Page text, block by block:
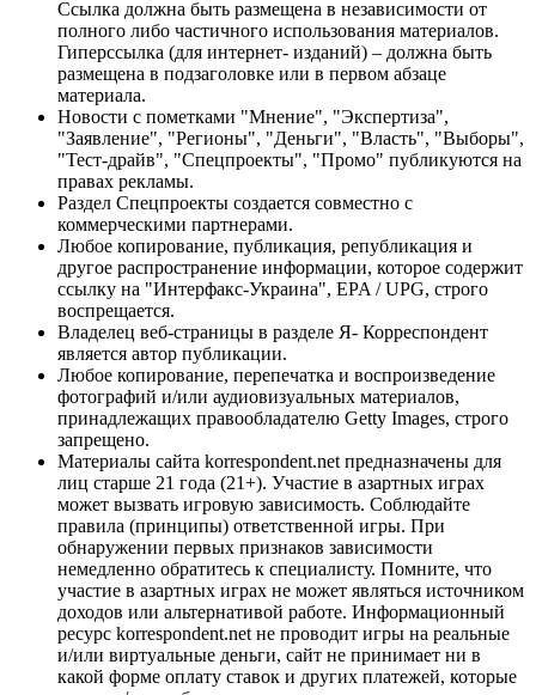
Ссылка должна быть размещена в независимости от
полного либо частичного использования материалов.
Гиперссылка (для интернет- изданий) – должна быть
размещена в подзаголовке или в первом абзаце
материала.
Новости с пометками "Мнение", "Экспертиза",
"Заявление", "Регионы", "Деньги", "Власть", "Выборы",
"Тест-драйв", "Спецпроекты", "Промо" публикуются на
правах рекламы.
Раздел Спецпроекты создается совместно с
коммерческими партнерами.
Любое копирование, публикация, републикация и
другое распространение информации, которое содержит
ссылку на "Интерфакс-Украина", EPA / UPG, строго
воспрещается.
Владелец веб-страницы в разделе Я- Корреспондент
является автор публикации.
Любое копирование, перепечатка и воспроизведение
фотографий и/или аудиовизуальных материалов,
принадлежащих правообладателю Getty Images, строго
запрещено.
Материалы сайта korrespondent.net предназначены для
лиц старше 21 года (21+). Участие в азартных играх
может вызвать игровую зависимость. Соблюдайте
правила (принципы) ответственной игры. При
обнаружении первых признаков зависимости
немедленно обратитесь к специалисту. Помните, что
участие в азартных играх не может являться источником
доходов или альтернативой работе. Информационный
ресурс korrespondent.net не проводит игры на реальные
и/или виртуальные деньги, сайт не принимает ни в
какой форме оплату ставок и других платежей, которые